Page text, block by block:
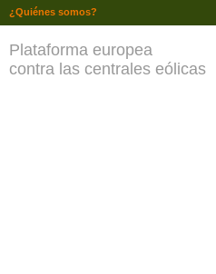
Plataforma europea
contra las centrales eólicas
¿Quiénes somos?